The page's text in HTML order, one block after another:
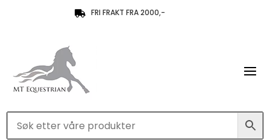
 FRI FRAKT FRA 2000,-